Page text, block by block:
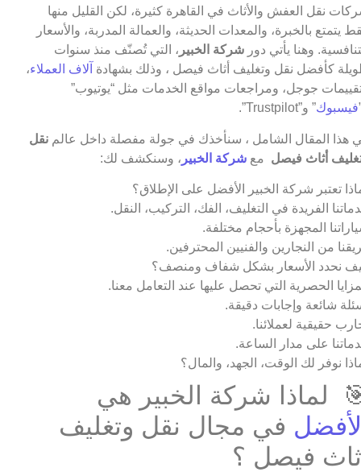
نقل العفش والأثاث في القاهرة كثيرة، لكن القليل منها
يتمتع بالخبرة، والمعدات الحديثة، والعمالة المدربة، والأسعار
وهنا يأتي دور شركة الخبير ، التي تُصنّف منذ سنوات
كأفضل نقل وتغليف أثاث فيصل ، وذلك بشهادة آلاف العملاء،
جوجل، ومراجعات مواقع الخدمات مثل “يوتيوب”
فيسبوك” و”Trustpilot”.
هذا المقال الشامل ، سنأخذك في جولة مفصلة داخل عالم نقل
أثاث فيصل مع شركة الخبير ، وسنكشف لك:
تعتبر شركة الخبير الأفضل على الإطلاق؟
الفريدة في التغليف، الفك، التركيب، النقل.
المجهزة بأحجام مختلفة.
من النجارين والفنيين المحترفين.
نحدد الأسعار بشكل شفاف ومنصف؟
الحصرية التي تحصل عليها عند التعامل معنا.
شائعة وإجابات دقيقة.
حقيقية لعملائنا.
على مدار الساعة.
نوفر لك الوقت، الجهد، والمال؟
لماذا شركة الخبير هي
في مجال نقل وتغليف
فيصل ؟